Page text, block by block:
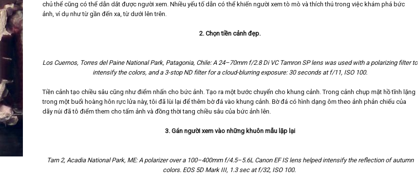
chủ thể cũng có thể dẫn dắt được người xem. Nhiều yếu tố dẫn có thể khiến người xem tò mò và thích thú trong việc khám phá bức
ảnh, ví dụ như từ gần đến xa, từ dưới lên trên.
2. Chọn tiền cảnh đẹp.
Los Cuernos, Torres del Paine National Park, Patagonia, Chile: A 24–70mm f/2.8 Di VC Tamron SP lens was used with a polarizing filter to
intensify the colors, and a 3-stop ND filter for a cloud-blurring exposure: 30 seconds at f/11, ISO 100.
Tiền cảnh tạo chiều sâu cũng như điểm nhấn cho bức ảnh. Tạo ra một bước chuyển cho khung cảnh. Trong cảnh chụp mặt hồ tĩnh lặng
trong một buổi hoàng hôn rực lửa này, tôi đã lùi lại để thêm bờ đá vào khung cảnh. Bờ đá có hình dạng ôm theo ảnh phản chiếu của
dãy núi đã tô điểm them cho tấm ảnh và đồng thời tang chiều sâu của bức ảnh lên.
3. Gán người xem vào những khuôn mẫu lặp lại
Tarn 2, Acadia National Park, ME: A polarizer over a 100–400mm f/4.5–5.6L Canon EF IS lens helped intensify the reflection of autumn
colors. EOS 5D Mark III, 1.3 sec at f/32, ISO 100.